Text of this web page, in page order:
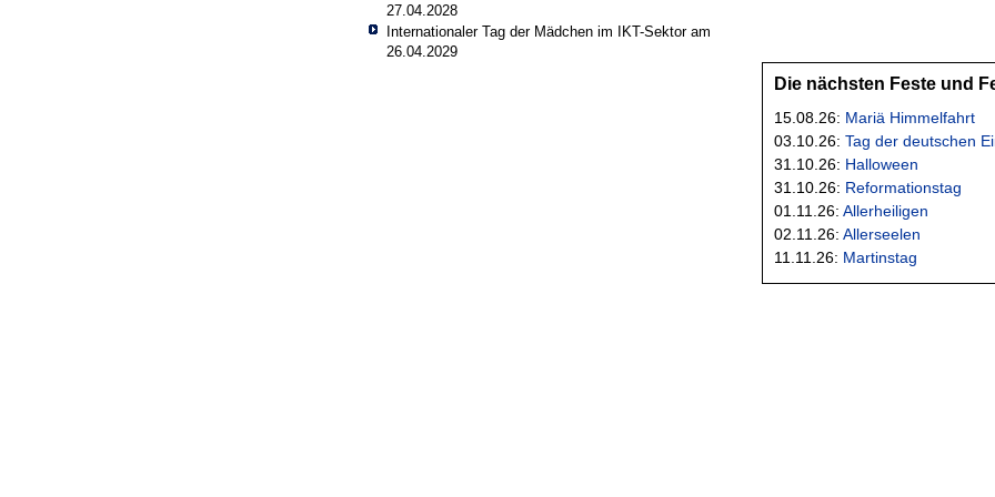
27.04.2028
Internationaler Tag der Mädchen im IKT-Sektor am
26.04.2029
Die nächsten Feste und
15.08.26: Mariä Himmelfahrt
03.10.26: Tag der deutschen
31.10.26: Halloween
31.10.26: Reformationstag
01.11.26: Allerheiligen
02.11.26: Allerseelen
11.11.26: Martinstag